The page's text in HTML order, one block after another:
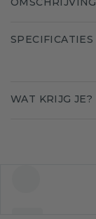
SPECIFICATIES
WAT KRIJG JE?